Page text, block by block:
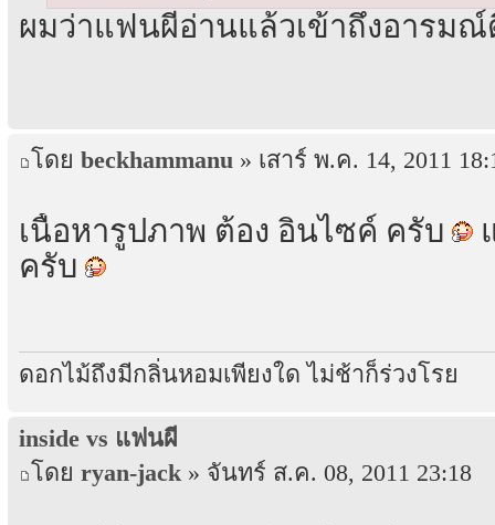
ผมว่าแฟนผีอ่านแล้วเข้าถึงอารม
โดย beckhammanu » เสาร์ พ.ค. 14, 2011
เนื้อหารูปภาพ ต้อง อินไซค์ ครับ
ครับ
ดอกไม้ถึงมีกลิ่นหอมเพียงใด ไม่ช้าก็ร่วงโรย
inside vs แฟนผี
โดย ryan-jack» จันทร์ ส.ค. 08, 2011 23:18